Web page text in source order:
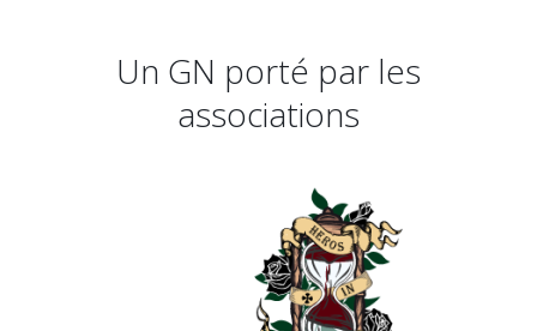
Un GN porté par les
associations